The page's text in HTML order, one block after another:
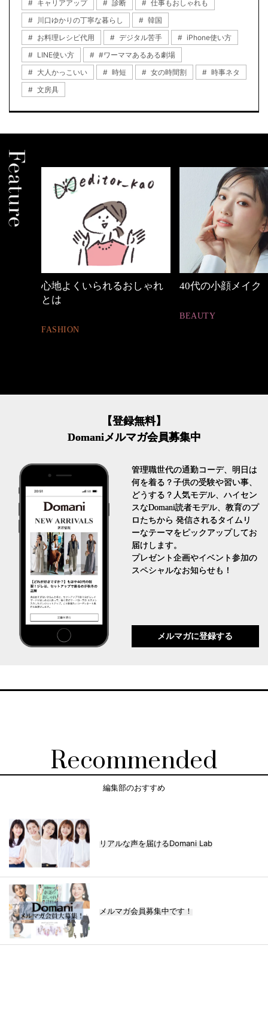
キャリアアップ 診断
仕事もおしゃれも
川口ゆかりの丁寧な暮らし
韓国
お料理レシピ代用
デジタル苦手
iPhone使い方
LINE使い方
#ワーママあるある劇場
大人かっこいい
時短 女の時間割
時事ネタ
文房具
40代の小顔メイク
【ワーママのきれ
【登録無料】
Domaniメルマガ会員募集中
管理職世代の通勤コーデ、明日は
何を着る？子供の受験や習い事、
どうする？人気モデル、ハイセン
スなDomani読者モデル、教育のプ
ロたちから 発信されるタイムリ
ーなテーマをピックアップしてお
届けします。
プレゼント企画やイベント参加の
スペシャルなお知らせも！
メルマガに登録する
Recommended
編集部のおすすめ
リアルな声を届けるDomani Lab
メルマガ会員募集中です！